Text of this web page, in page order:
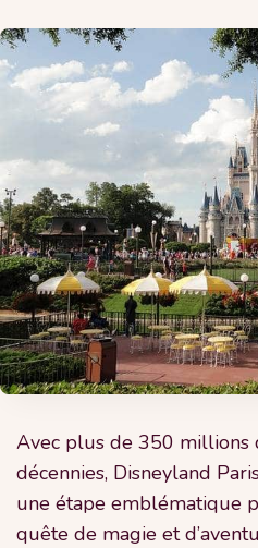
Avec plus de 350 millions
décennies, Disneyland
une étape emblématique
quête de magie et